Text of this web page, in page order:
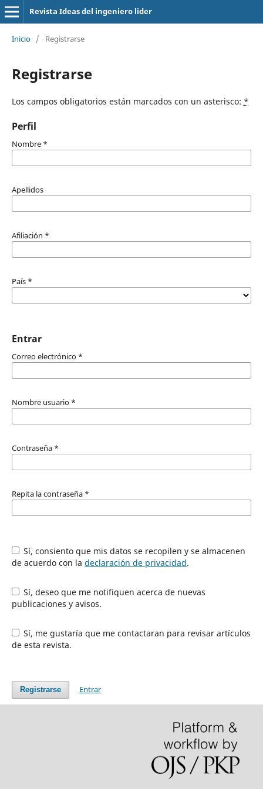
Revista Ideas del ingeniero lider
Inicio / Registrarse
Registrarse
Los campos obligatorios están marcados con un asterisco: *
Perfil
Nombre *
Apellidos
Afiliación *
País *
Entrar
Correo electrónico *
Nombre usuario *
Contraseña *
Repita la contraseña *
Sí, consiento que mis datos se recopilen y se almacenen
de acuerdo con la declaración de privacidad.
Sí, deseo que me notifiquen acerca de nuevas
publicaciones y avisos.
Sí, me gustaría que me contactaran para revisar artículos
de esta revista.
Registrarse Entrar